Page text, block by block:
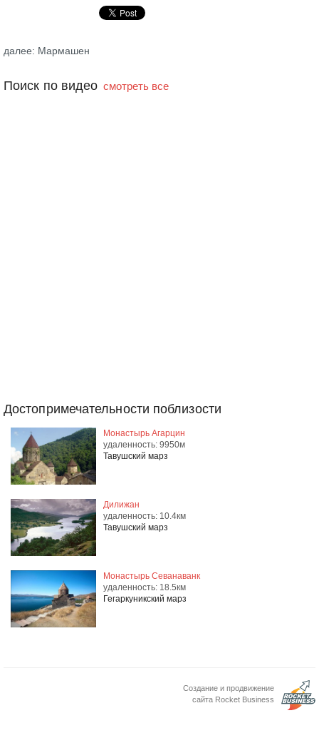
далее: Мармашен
Поиск по видео смотреть все
Достопримечательности поблизости
Монастырь Агарцин
удаленность: 9950м
Тавушский марз
Дилижан
удаленность: 10.4км
Тавушский марз
Монастырь Севанаванк
удаленность: 18.5км
Гегаркуникский марз
Создание и продвижение
сайта Rocket Business